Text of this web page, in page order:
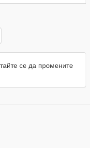
се да промените